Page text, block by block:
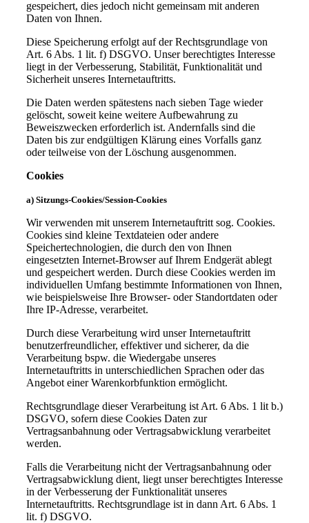
gespeichert, dies jedoch nicht gemeinsam mit anderen
Daten von Ihnen.
Diese Speicherung erfolgt auf der Rechtsgrundlage von
Art. 6 Abs. 1 lit. f) DSGVO. Unser berechtigtes Interesse
liegt in der Verbesserung, Stabilität, Funktionalität und
Sicherheit unseres Internetauftritts.
Die Daten werden spätestens nach sieben Tage wieder
gelöscht, soweit keine weitere Aufbewahrung zu
Beweiszwecken erforderlich ist. Andernfalls sind die
Daten bis zur endgültigen Klärung eines Vorfalls ganz
oder teilweise von der Löschung ausgenommen.
Cookies
a) Sitzungs-Cookies/Session-Cookies
Wir verwenden mit unserem Internetauftritt sog. Cookies.
Cookies sind kleine Textdateien oder andere
Speichertechnologien, die durch den von Ihnen
eingesetzten Internet-Browser auf Ihrem Endgerät ablegt
und gespeichert werden. Durch diese Cookies werden im
individuellen Umfang bestimmte Informationen von Ihnen,
wie beispielsweise Ihre Browser- oder Standortdaten oder
Ihre IP-Adresse, verarbeitet.
Durch diese Verarbeitung wird unser Internetauftritt
benutzerfreundlicher, effektiver und sicherer, da die
Verarbeitung bspw. die Wiedergabe unseres
Internetauftritts in unterschiedlichen Sprachen oder das
Angebot einer Warenkorbfunktion ermöglicht.
Rechtsgrundlage dieser Verarbeitung ist Art. 6 Abs. 1 lit b.)
DSGVO, sofern diese Cookies Daten zur
Vertragsanbahnung oder Vertragsabwicklung verarbeitet
werden.
Falls die Verarbeitung nicht der Vertragsanbahnung oder
Vertragsabwicklung dient, liegt unser berechtigtes Interesse
in der Verbesserung der Funktionalität unseres
Internetauftritts. Rechtsgrundlage ist in dann Art. 6 Abs. 1
lit. f) DSGVO.